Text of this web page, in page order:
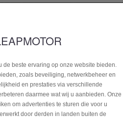
de beste ervaring op onze website bieden.
zoals beveiliging, netwerkbeheer en
en prestaties via verschillende
daarmee wat wij u aanbieden. Onze
om advertenties te sturen die voor u
door derden in landen buiten de